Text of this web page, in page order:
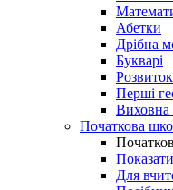
Абетки
Дрібна
Букварі
Перші
Виховна
Початкова
Показати
Для